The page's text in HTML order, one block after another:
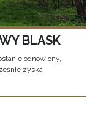
BLASK
odnowiony,
zyska